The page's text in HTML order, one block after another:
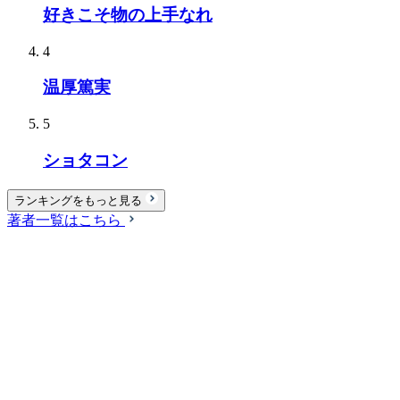
好きこそ物の上手なれ
4
温厚篤実
5
ショタコン
ランキングをもっと見る
著者一覧はこちら